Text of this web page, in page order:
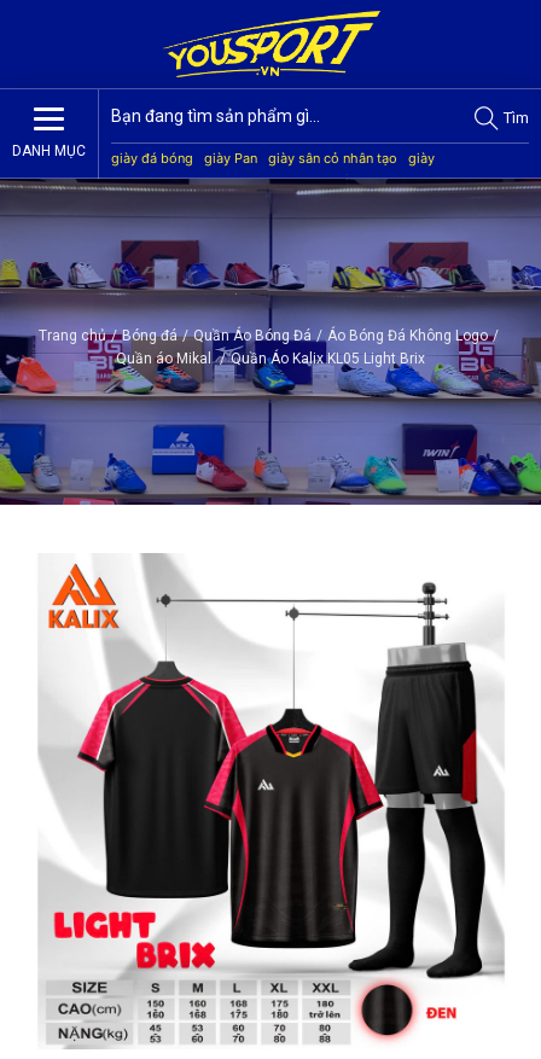
DANH MỤC
Tìm
giày đá bóng giày Pan giày sân cỏ nhân tạo
giày
Jogarbola
giày Mitre giày Akka quần áo bóng đá
giày
Trang chủ / Bóng đá / Quần Áo Bóng Đá / Áo Bóng Đá Không Logo /
Quần áo Mikal / Quần Áo Kalix KL05 Light Brix